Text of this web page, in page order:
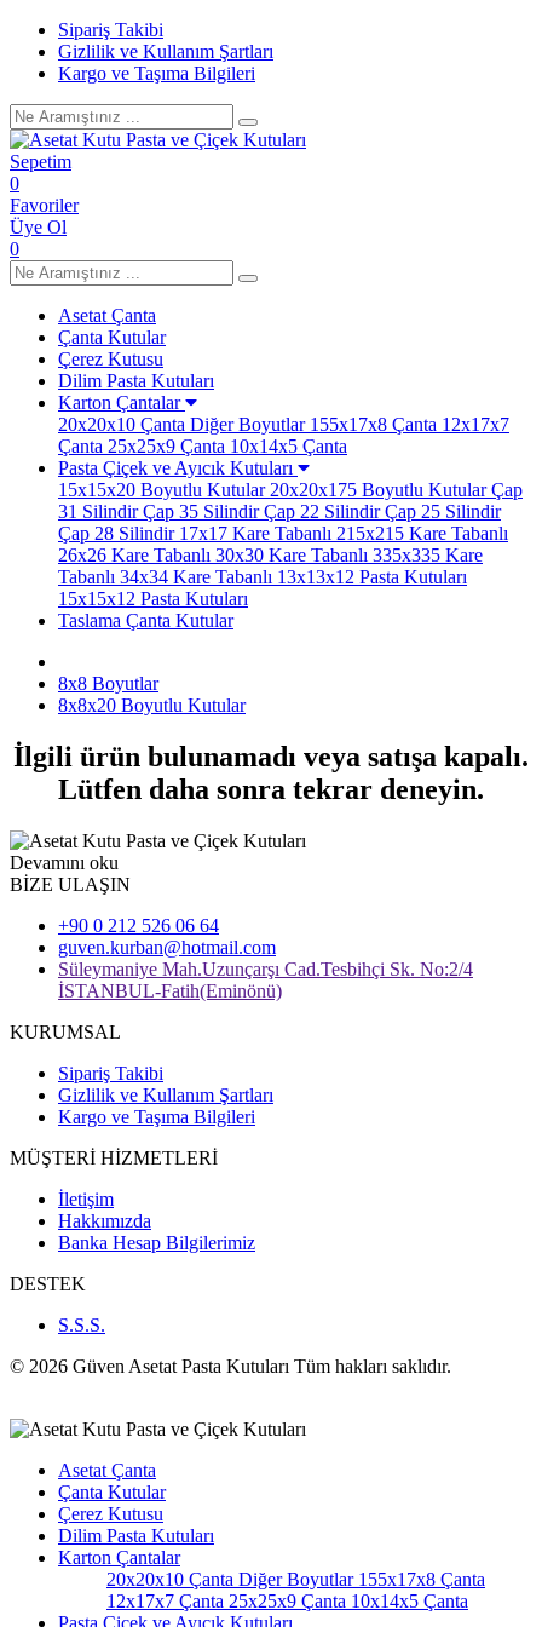
Sipariş Takibi
Gizlilik ve Kullanım Şartları
Kargo ve Taşıma Bilgileri
Sepetim
0
Favoriler
Üye Ol
0
Asetat Çanta
Çanta Kutular
Çerez Kutusu
Dilim Pasta Kutuları
Karton Çantalar
20x20x10 Çanta Diğer Boyutlar155x17x8 Çanta 12x17x7
Çanta 25x25x9 Çanta 10x14x5 Çanta
Pasta Çiçek ve Ayıcık Kutuları
15x15x20 Boyutlu Kutular20x20x175 Boyutlu KutularÇap
31 SilindirÇap 35 SilindirÇap 22 SilindirÇap 25 Silindir
Çap 28 Silindir17x17 Kare Tabanlı 215x215 Kare Tabanlı
26x26 Kare Tabanlı 30x30 Kare Tabanlı 335x335 Kare
Tabanlı 34x34 Kare Tabanlı 13x13x12 Pasta Kutuları
15x15x12 Pasta Kutuları
Taslama Çanta Kutular
8x8 Boyutlar
8x8x20 Boyutlu Kutular
İlgili ürün bulunamadı veya satışa kapalı.
Lütfen daha sonra tekrar deneyin.
Devamını oku
BİZE ULAŞIN
+90 0 212 526 06 64
guven.kurban@hotmail.com
Süleymaniye Mah.Uzunçarşı Cad.Tesbihçi Sk. No:2/4
İSTANBUL-Fatih(Eminönü)
KURUMSAL
Sipariş Takibi
Gizlilik ve Kullanım Şartları
Kargo ve Taşıma Bilgileri
MÜŞTERİ HİZMETLERİ
İletişim
Hakkımızda
Banka Hesap Bilgilerimiz
DESTEK
S.S.S.
© 2026 Güven Asetat Pasta Kutuları Tüm hakları saklıdır.
Asetat Çanta
Çanta Kutular
Çerez Kutusu
Dilim Pasta Kutuları
Karton Çantalar
20x20x10 Çanta Diğer Boyutlar155x17x8 Çanta
12x17x7 Çanta 25x25x9 Çanta 10x14x5 Çanta
Pasta Çiçek ve Ayıcık Kutuları